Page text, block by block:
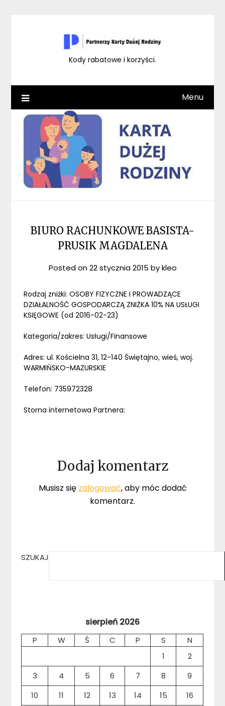
Kody rabatowe i korzyści.
Menu
BIURO RACHUNKOWE BASISTA-
PRUSIK MAGDALENA
Posted on22 stycznia 2015 bykleo
Rodzaj zniżki: OSOBY FIZYCZNE I PROWADZĄCE
DZIAŁALNOŚĆ GOSPODARCZĄ ZNIŻKA 10% NA USŁUGI
KSIĘGOWE (od 2016-02-23)
Kategoria/zakres: Usługi/Finansowe
Adres: ul. Kościelna 31, 12-140 Świętajno, wieś, woj.
WARMIŃSKO-MAZURSKIE
Telefon: 735972328
Storna internetowa Partnera:
Dodaj komentarz
Musisz się zalogować, aby móc dodać
komentarz.
SZUKAJ
sierpień 2026
P W Ś C P S
N
1
2
3
4 5 6 7 8
9
10
11 12 13 14 15
16